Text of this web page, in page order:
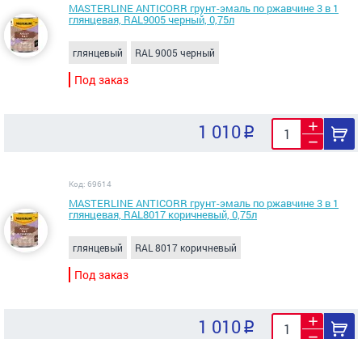
MASTERLINE ANTICORR грунт-эмаль по ржавчине 3 в 1
глянцевая, RAL9005 черный, 0,75л
глянцевый RAL 9005 черный
Под заказ
1 010
Код: 69614
MASTERLINE ANTICORR грунт-эмаль по ржавчине 3 в 1
глянцевая, RAL8017 коричневый, 0,75л
глянцевый RAL 8017 коричневый
Под заказ
1 010